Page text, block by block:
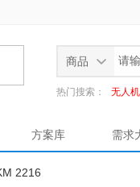
商品
热门搜索： 无人机
方案库 需求
2216